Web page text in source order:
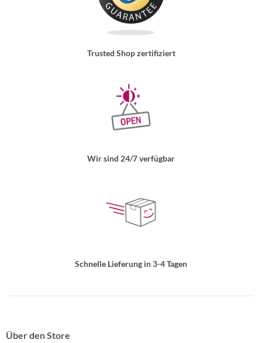
Trusted Shop zertifiziert
Wir sind 24/7 verfügbar
Schnelle Lieferung in 3-4 Tagen
Über den Store